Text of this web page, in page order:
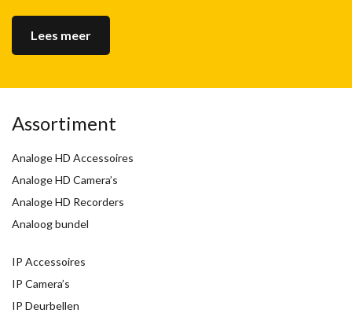
Lees meer
Assortiment
Analoge HD Accessoires
Analoge HD Camera’s
Analoge HD Recorders
Analoog bundel
IP Accessoires
IP Camera’s
IP Deurbellen